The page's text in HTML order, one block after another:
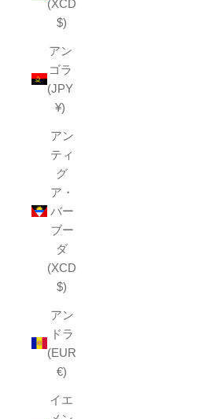
(XCD
$)
アン
ゴラ
(JPY
¥)
アン
ティ
グ
ア・
バー
ブー
ダ
(XCD
$)
アン
ドラ
(EUR
€)
イエ